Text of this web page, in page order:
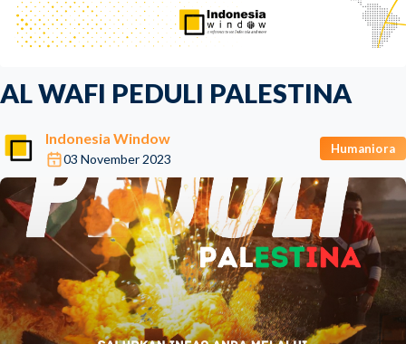
AL WAFI PEDULI PALESTINA
Indonesia Window
03 November 2023
Humaniora